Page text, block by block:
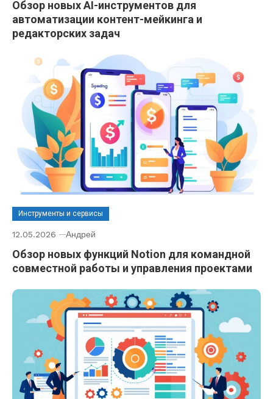
Обзор новых AI-инструментов для
автоматизации контент-мейкинга и
редакторских задач
Инструменты и сервисы
12.05.2026 Андрей
Обзор новых функций Notion для командной
совместной работы и управления проектами